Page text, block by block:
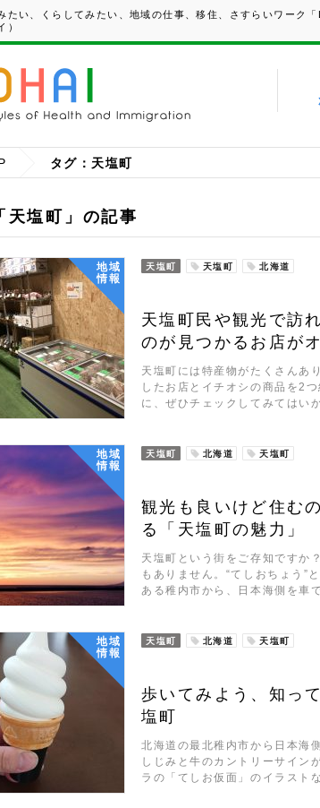
たい、くらしてみたい、地域の仕事、移住、さすらいワーク「
）
タグ：天塩町
「天塩町」の記事
地域
情報
天塩町 天塩町 北海道
天塩町民や観光で訪
のが見つかるお店が
天塩町には特産物がたくさんあ
したお店とイチオシの商品を2
に、ぜひチェックしてみては
地域
情報
天塩町 北海道 天塩町
観光も良いけど住む
る「天塩町の魅力」
天塩町という街をご存知ですか
もありません。“てしおちょう”
ある稚内市から、日本海側を車
地域
情報
天塩町 北海道 天塩町
歩いてみよう、知っ
塩町
北海道の最北稚内市から日本海
しじみと牛のカントリーサイン
ラの「てしお仮面」のイラスト